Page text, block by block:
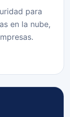
para
en la nube,